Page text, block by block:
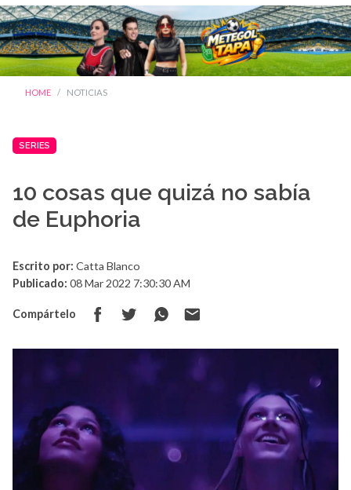
HOME NOTICIAS
SERIES
10 cosas que quizá no sabía
de Euphoria
Escrito por: Catta Blanco
Publicado: 08 Mar 2022 7:30:30 AM
Compártelo